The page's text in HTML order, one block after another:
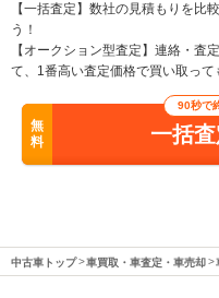
【一括査定】数社の見積もりを比
う！
【オークション型査定】連絡・査
て、1番高い査定価格で買い取って
無
料
90秒で
一括
中古車トップ 車買取・車査定・車売却